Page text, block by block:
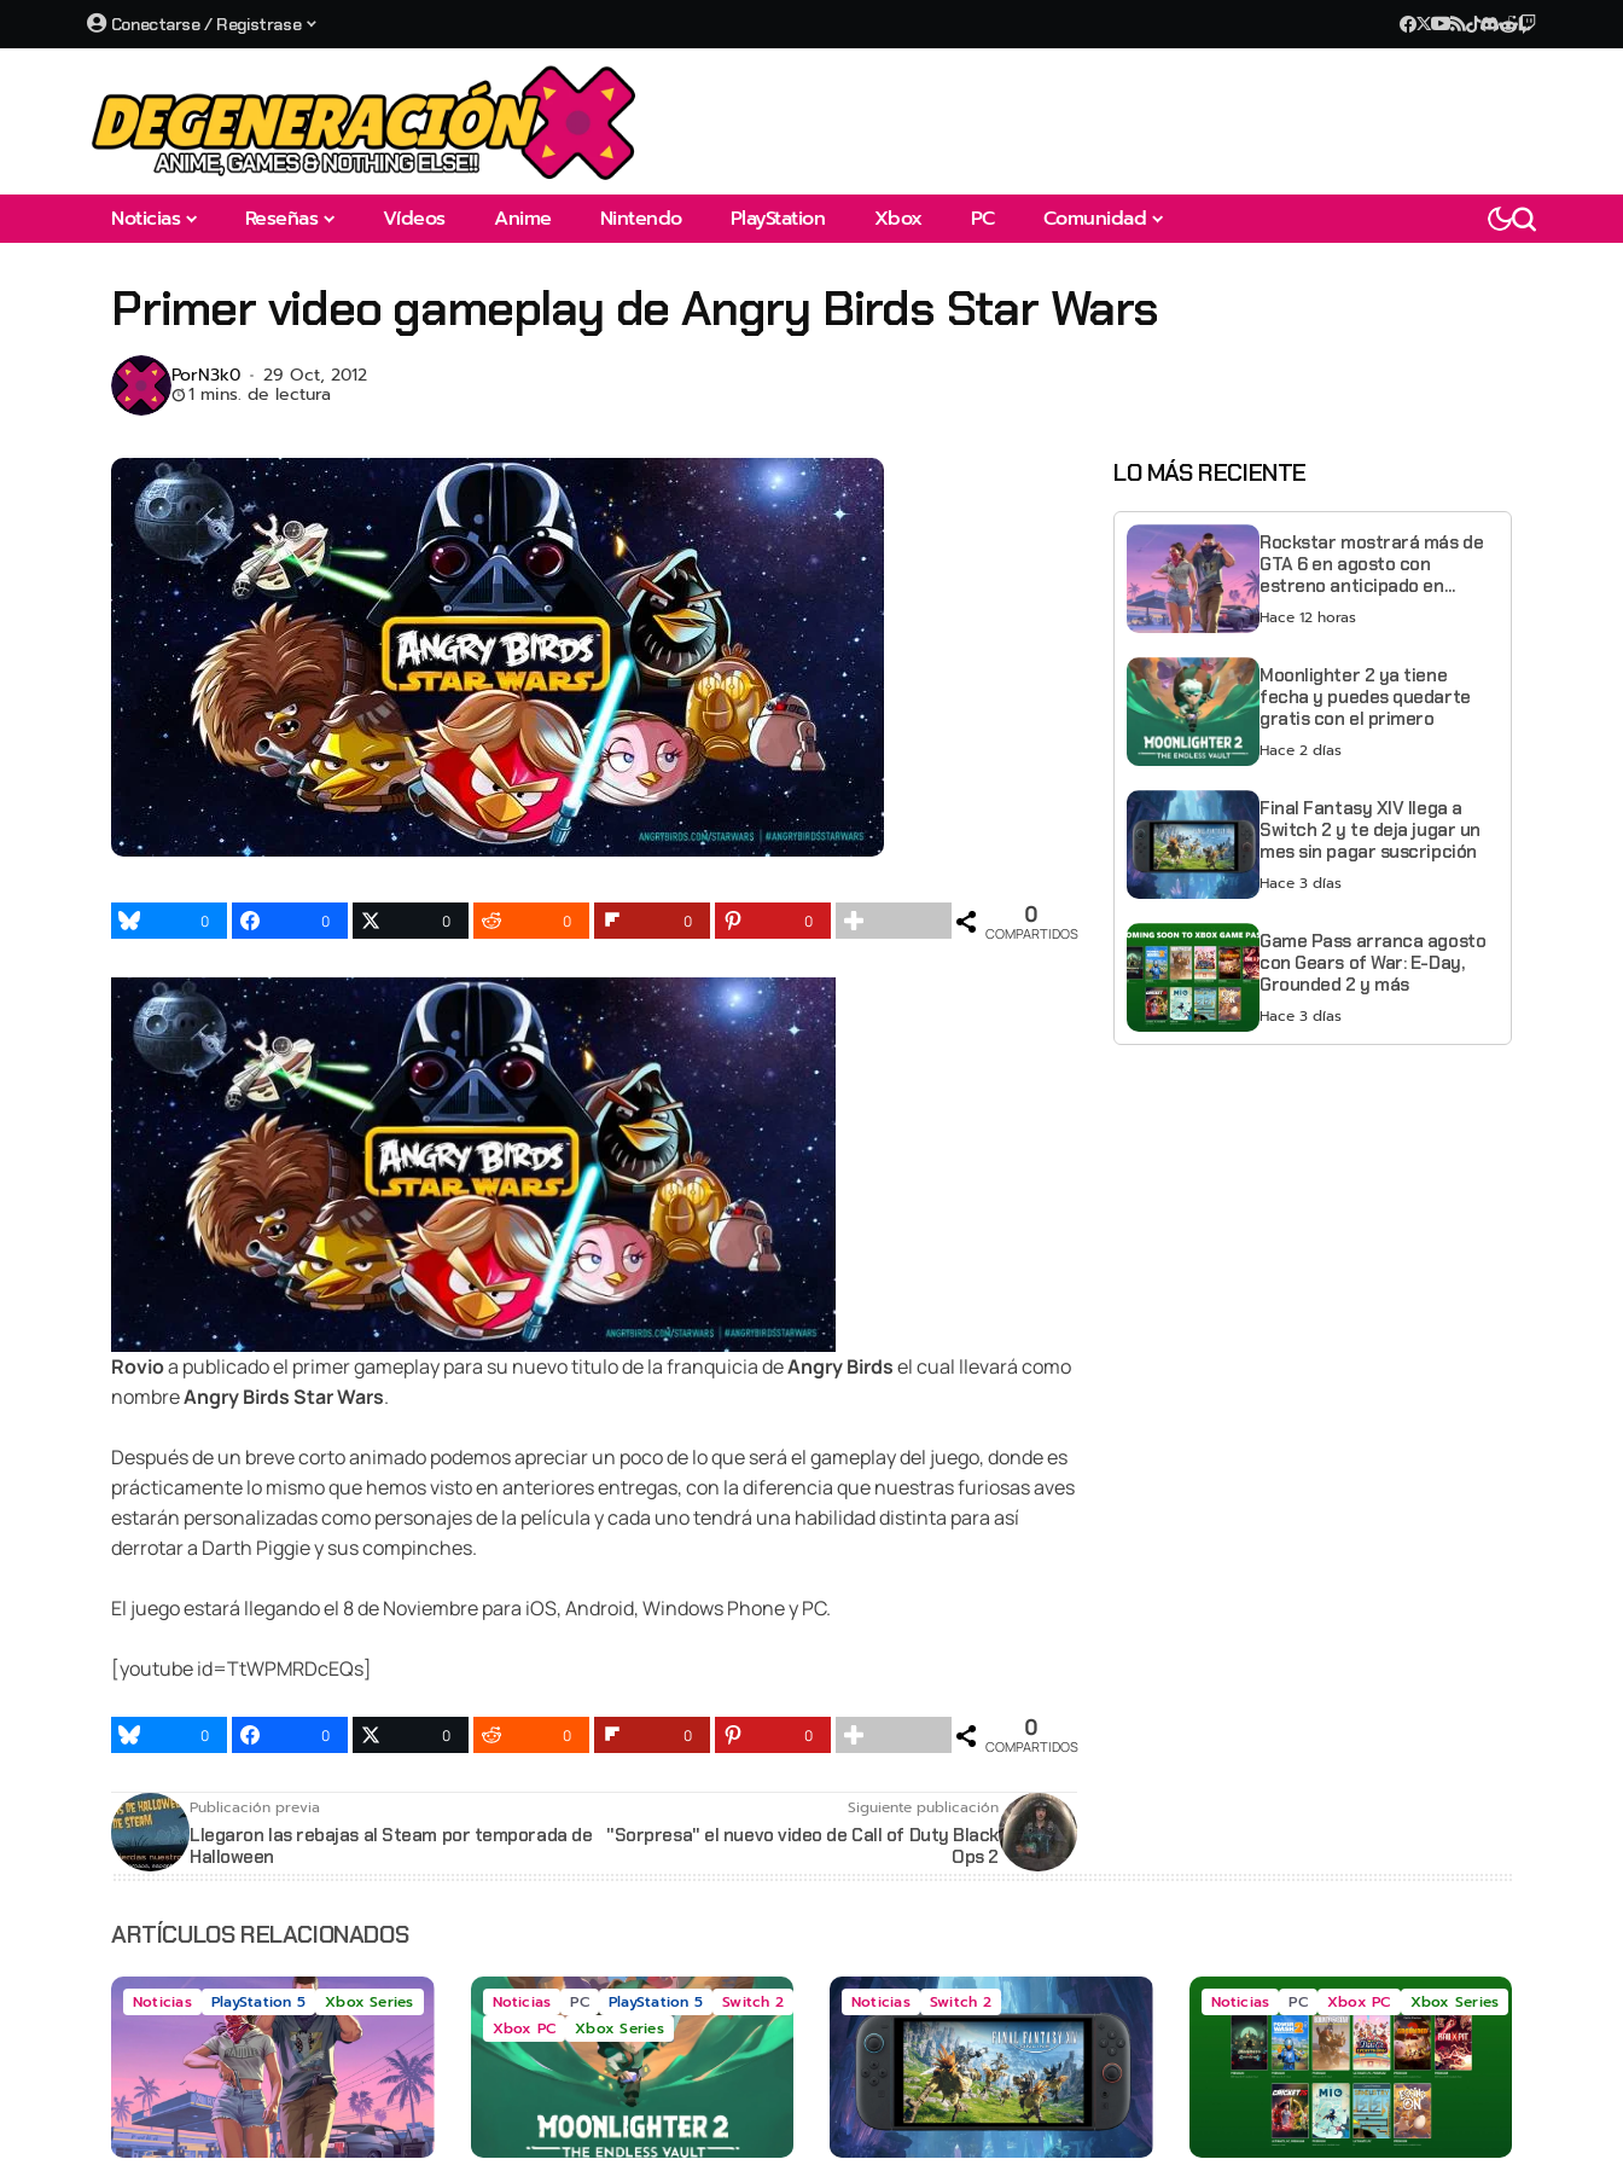
Conectarse / Registrase
Noticias Reseñas Vídeos Anime Nintendo PlayStation Xbox PC Comunidad
Primer video gameplay de Angry Birds Star Wars
PorN3k0 29 Oct, 2012
1 mins. de lectura
0 0 0 0 0 0 0
COMPARTIDOS
Rovioa publicado el primer gameplay para su nuevo titulo de la franquicia deAngry Birdsel cual llevará como
nombreAngry Birds Star Wars.
Después de un breve corto animado podemos apreciar un poco de lo que será el gameplay del juego, donde es
prácticamente lo mismo que hemos visto en anteriores entregas, con la diferencia que nuestras furiosas aves
estarán personalizadas como personajes de la película y cada uno tendrá una habilidad distinta para así
derrotar a Darth Piggie y sus compinches.
El juego estará llegando el 8 de Noviembre para iOS, Android, Windows Phone y PC.
[youtube id=TtWPMRDcEQs]
0 0 0 0 0 0 0
COMPARTIDOS
Publicación previa
Llegaron las rebajas al Steam por temporada de
Halloween
Siguiente publicación
"Sorpresa" el nuevo video de Call of Duty Black
Ops 2
LO MÁS RECIENTE
Rockstar mostrará más de
GTA 6 en agosto con
estreno anticipado en
Netflix
Hace 12 horas
Moonlighter 2 ya tiene
fecha y puedes quedarte
gratis con el primero
Hace 2 días
Final Fantasy XIV llega a
Switch 2 y te deja jugar un
mes sin pagar suscripción
Hace 3 días
Game Pass arranca agosto
con Gears of War: E-Day,
Grounded 2 y más
Hace 3 días
ARTÍCULOS RELACIONADOS
Noticias PlayStation 5 Xbox Series Noticias PC PlayStation 5
Switch 2
Xbox PC
Xbox Series
Noticias Switch 2 Noticias PC Xbox PC Xbox Series